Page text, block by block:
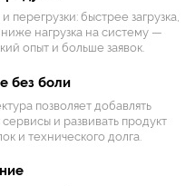
перегрузки: быстрее загрузка,
нагрузка на систему —
опыт и больше заявок.
без боли
позволяет добавлять
и развивать продукт
и технического долга.